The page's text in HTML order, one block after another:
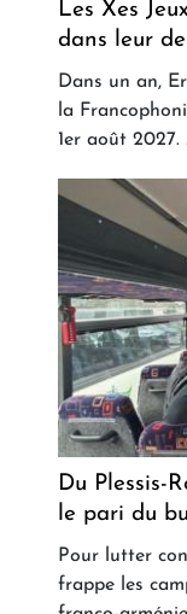
Les Xes
dans leur
Dans un an,
la
1er août
Du Plessis-
le pari du
Pour lutter
frappe les